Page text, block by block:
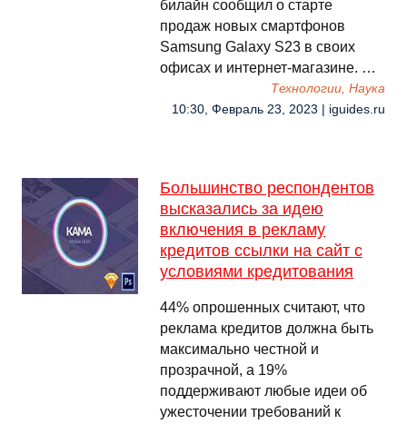
билайн сообщил о старте
продаж новых смартфонов
Samsung Galaxy S23 в своих
офисах и интернет-магазине. …
Технологии, Наука
10:30, Февраль 23, 2023 | iguides.ru
Большинство респондентов
высказались за идею
включения в рекламу
кредитов ссылки на сайт с
условиями кредитования
44% опрошенных считают, что
реклама кредитов должна быть
максимально честной и
прозрачной, а 19%
поддерживают любые идеи об
ужесточении требований к